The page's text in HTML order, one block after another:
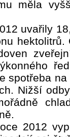
měla
uvařily
spotřeba
Nižší
2012